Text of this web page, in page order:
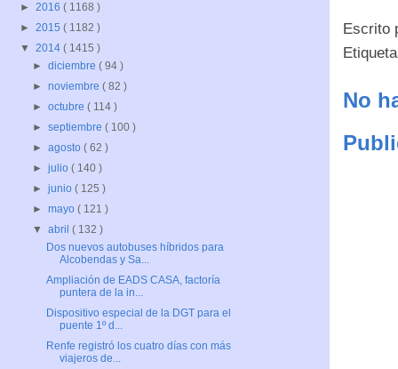
Escrito
No
► 2016 ( 1168 )
► 2015 ( 1182 )
▼ 2014 ( 1415 )
►diciembre( 94 )
►noviembre( 82 )
►octubre( 114 )
►septiembre( 100 )
►agosto( 62 )
►julio( 140 )
►junio( 125 )
►mayo( 121 )
▼abril( 132 )
Dos nuevos autobuses híbridos para
Alcobendas y Sa...
Ampliación de EADS CASA, factoría
puntera de la in...
Dispositivo especial de la DGT para el
puente 1º d...
Renfe registró los cuatro días con más
viajeros de...